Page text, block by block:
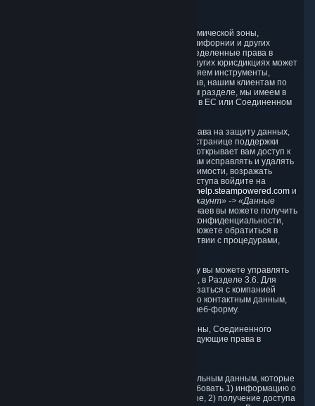
Законы о защите данных Европейской экономической зоны,
Соединенного Королевства, Швейцарии, Калифорнии и других
территорий предоставляют их жителям определенные права в
отношении Персональных данных. Хотя в других юрисдикциях может
быть меньше законных прав, мы предоставляем инструменты,
предназначенные для реализации таких прав, нашим клиентам по
всему миру. (Когда мы говорим о GDPR в этом разделе, мы имеем в
виду ту версию GDPR, которая применяется в ЕС или Соединенном
Чтобы вам было проще реализовать свои права на защиту данных,
мы предоставляем специальный раздел на странице поддержки
Steam («Панель конфиденциальности»). Он открывает вам доступ к
вашим Персональным данным, позволяет вам исправлять и удалять
их при необходимости, а также, при необходимости, возражать
против их использования. Для получения доступа войдите на
https://help.steampowered.com и
«Мой аккаунт» -> «Данные
В большинстве случаев вы можете получить
доступ к Персональным данным на Панели конфиденциальности,
управлять ими или удалить их, но вы также можете обратиться в
Valve с вопросами или запросами в соответствии с процедурами,
Посещая веб-сайт Steam без входа в систему вы можете управлять
cookie-файлами способом, описанным выше, в Разделе 3.6. Для
реализации своих прав вы также можете связаться с компанией
Valve или ее европейским представителем по контактным данным,
веб-форму.
Как резидент Европейской экономической зоны, Соединенного
Королевства или Швейцарии, вы имеете следующие права в
Вы имеете право на доступ к своим Персональным данным, которые
у нас хранятся, т. е. право бесплатно востребовать 1) информацию о
том, хранятся ли ваши Персональные данные, 2) получение доступа